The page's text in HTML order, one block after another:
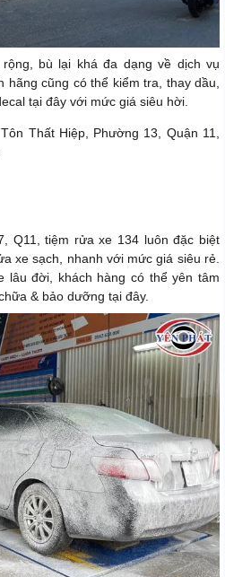
bù lại khá đa dạng về dịch vụ
hãng cũng có thể kiểm tra, thay dầu,
tại đây với mức giá siêu hời.
Thất Hiệp, Phường 13, Quận 11,
Q11, tiệm rửa xe 134 luôn đặc biệt
xe sạch, nhanh với mức giá siêu rẻ.
lâu đời, khách hàng có thể yên tâm
& bảo dưỡng tại đây.